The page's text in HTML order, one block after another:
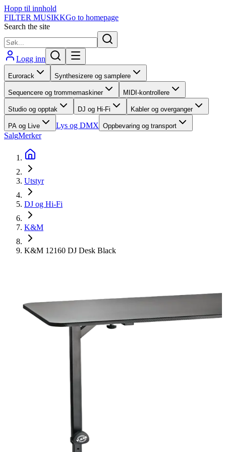
Hopp til innhold
FILTER MUSIKKGo to homepage
Search the site
Logg inn
Eurorack Synthesizere og samplere
Sequencere og trommemaskiner MIDI-kontrollere
Studio og opptak DJ og Hi-Fi Kabler og overganger
PA og Live Lys og DMX Oppbevaring og transport
SalgMerker
Utstyr
DJ og Hi-Fi
K&M
K&M 12160 DJ Desk Black